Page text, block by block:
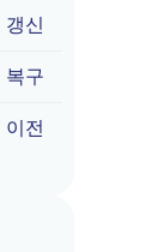
갱신
복구
이전